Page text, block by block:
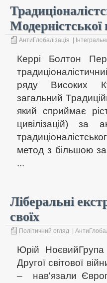
Модерністської
АнтиГлобалізація
Керрі Болтон
ряду Високих
загальний
який сприймає
цивілізацій) за
метод з більшою
...
Ліберальні
своїх
Політичний огляд
Юрій НоєвийГрупа
Другої світової
– нав'язали